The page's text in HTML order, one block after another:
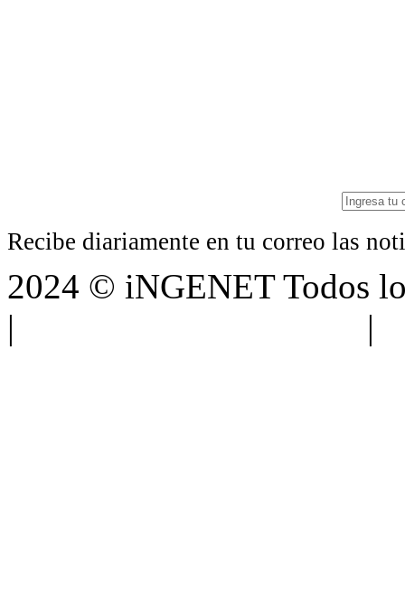
Recibe diariamente en tu correo las
2024 © iNGENET Todos
|
|